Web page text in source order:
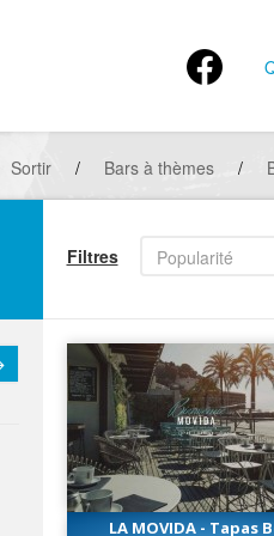
Sortir / Bars à thèmes /
Filtres Popularité
LA MOVIDA - Tapas